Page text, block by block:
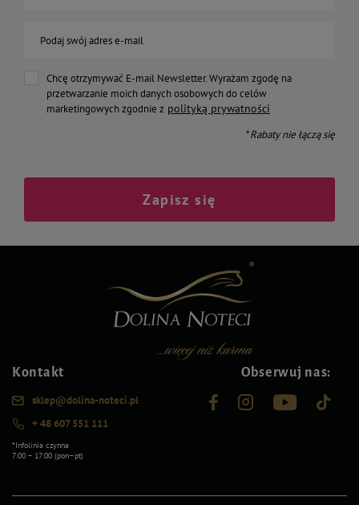
Podaj swój adres e-mail
Chcę otrzymywać E-mail Newsletter. Wyrażam zgodę na
przetwarzanie moich danych osobowych do celów
marketingowych zgodnie z polityką prywatności
* Rabaty nie łączą się
Zapisz się
Kontakt
sklep@dolina-noteci.pl
+ 48 607 551 111
*Infolinia czynna
7:00 – 17:00 (pon–pt)
Obserwuj nas: